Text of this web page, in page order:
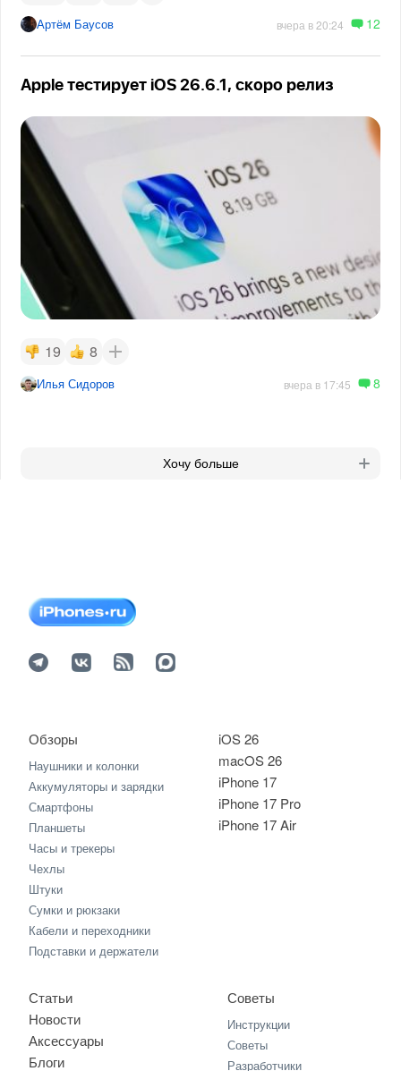
Артём Баусов вчера в 20:24 12
Apple тестирует iOS 26.6.1, скоро релиз
19 8
Илья Сидоров вчера в 17:45 8
Хочу больше
iOS 26
macOS 26
iPhone 17
iPhone 17 Pro
iPhone 17 Air
Обзоры
Наушники и колонки
Аккумуляторы и зарядки
Смартфоны
Планшеты
Часы и трекеры
Чехлы
Штуки
Сумки и рюкзаки
Кабели и переходники
Подставки и держатели
Статьи
Новости
Аксессуары
Блоги
Советы
Инструкции
Советы
Разработчики